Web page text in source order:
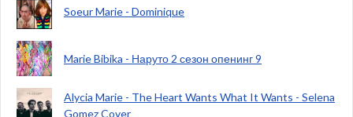
Soeur Marie - Dominique
Marie Bibika - Наруто 2 сезон опенинг 9
Alycia Marie - The Heart Wants What It Wants - Selena
Gomez Cover